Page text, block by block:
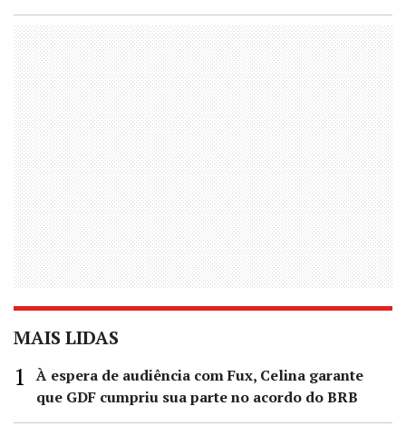
MAIS LIDAS
À espera de audiência com Fux, Celina garante
que GDF cumpriu sua parte no acordo do BRB